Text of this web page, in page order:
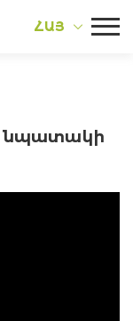
ՀԱՅ
նպատակի